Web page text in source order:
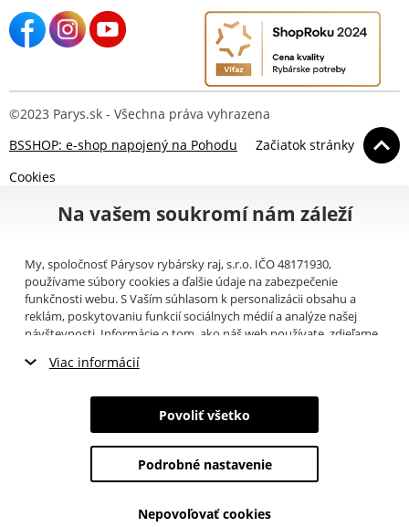
©2023 Parys.sk - Všechna práva vyhrazena
BSSHOP: e-shop napojený na Pohodu
Začiatok stránky
Cookies
Na vašem soukromí nám záleží
My, spoločnosť Párysov rybársky raj, s.r.o. IČO 48171930,
používame súbory cookies a ďalšie údaje na zabezpečenie
funkčnosti webu. S Vaším súhlasom k personalizácii obsahu a
reklám, poskytovaniu funkcií sociálnych médií a analýze našej
návštevnosti. Informácie o tom, ako náš web používate, zdieľame
(napríklad Google).Tu
informáciami, ktoré ste im poskytli alebo ktoré získali v dôsledku
toho, že používate ich služby. Tieto údaje zahŕňajú cookies, dáta z
ďalších úložísk, IP adresu a ďalšie informácie spojené s prezeraním
Viac informácií
Nevyhnutné cookies
Marketingové cookies
Analytické cookies
Údaje o používateľoch
Povoliť všetko
Podrobné nastavenie
Nepovoľovať cookies